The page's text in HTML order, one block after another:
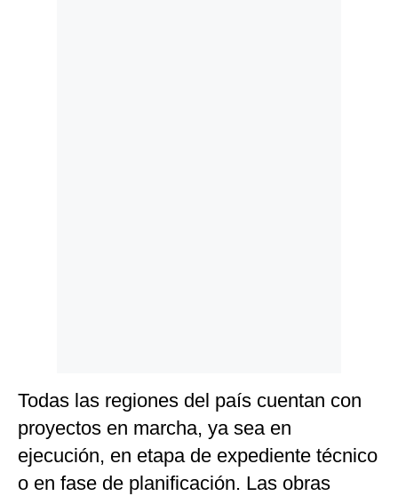
Todas las regiones del país cuentan con
proyectos en marcha, ya sea en
ejecución, en etapa de expediente técnico
o en fase de planificación. Las obras